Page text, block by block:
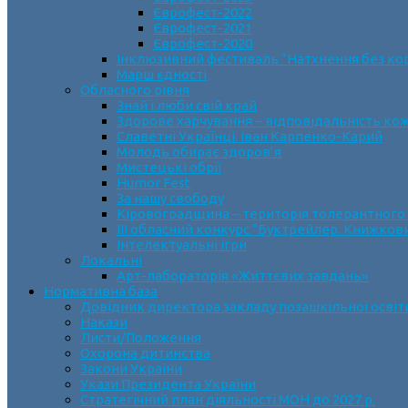
Єврофест-2022
Єврофест-2021
Єврофест-2020
Інклюзивний фестиваль “Натхнення без
Марш єдності
Обласного рівня
Знай і люби свій край
Здорове харчування – відповідальність
Славетні Українці. Іван Карпенко-Карий
Молодь обирає здоров’я
Мистецькі обрії
Humor Fest
За нашу свободу
Кіровоградщина – територія
ІII обласний конкурс “Буктрейлер.
Інтелектуальні ігри
Локальні
Арт-лабораторія «Життєвих завдань»
Нормативна база
Довідник директора закладу позашкільної
Накази
Листи/Положення
Охорона дитинства
Закони України
Укази Президента України
Стратегічний план діяльності МОН до 2027 р.